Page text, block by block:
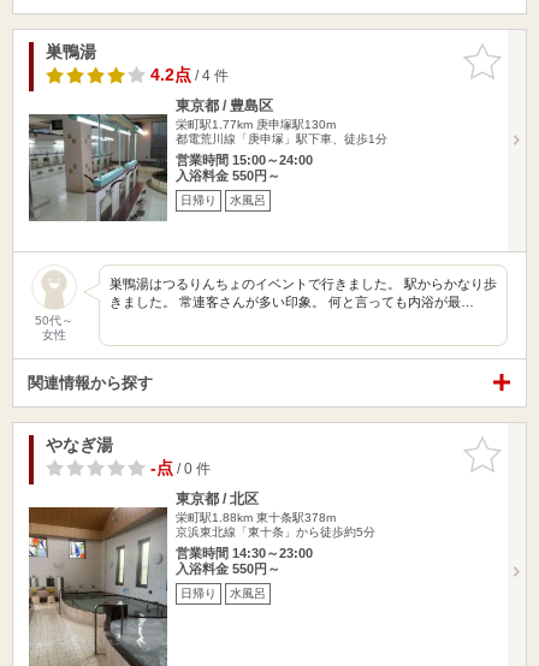
お気に入
りに追加
巣鴨湯
4.2点/ 4 件
東京都 / 豊島区
栄町駅1.77km 庚申塚駅130m
都電荒川線「庚申塚」駅下車、徒歩1分
営業時間 15:00～24:00
入浴料金 550円～
日帰り 水風呂
50代～
女性
巣鴨湯はつるりんちょのイベントで行きました。 駅からかなり歩
きました。 常連客さんが多い印象。 何と言っても内浴が最…
関連情報から探す
お気に入
りに追加
やなぎ湯
-点/ 0 件
東京都 / 北区
栄町駅1.88km 東十条駅378m
京浜東北線「東十条」から徒歩約5分
営業時間 14:30～23:00
入浴料金 550円～
日帰り 水風呂